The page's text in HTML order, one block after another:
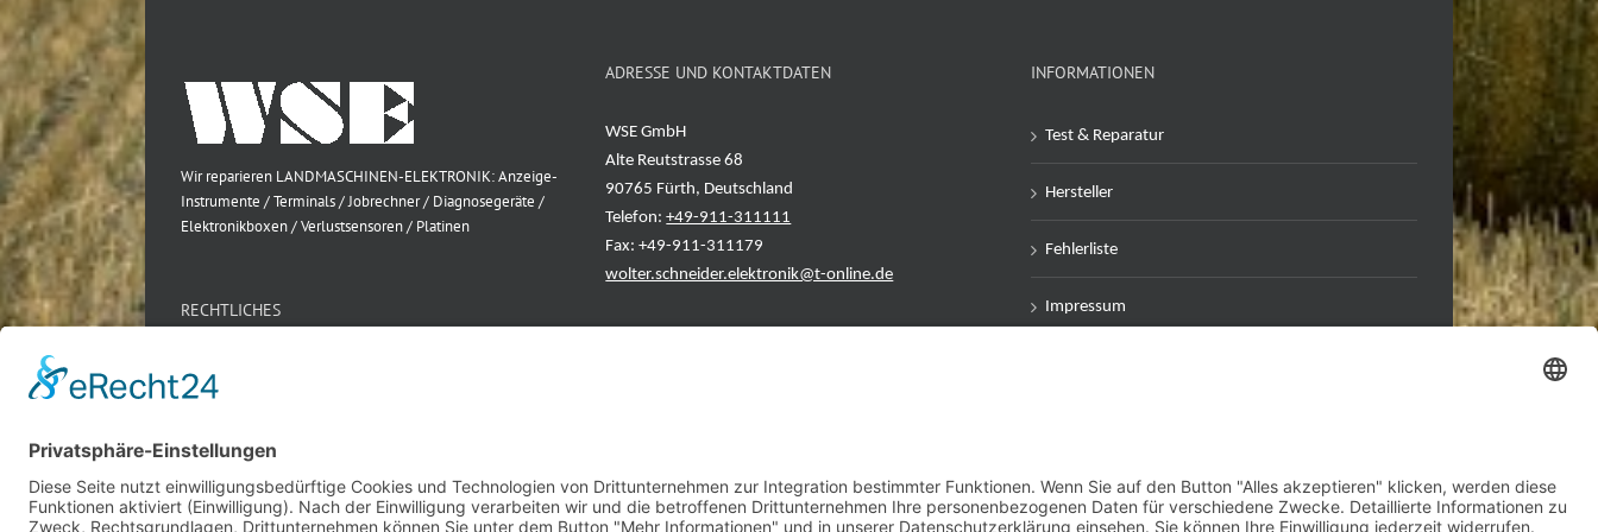
Wir reparieren LANDMASCHINEN-ELEKTRONIK: Anzeige-
Instrumente / Terminals / Jobrechner / Diagnosegeräte /
Elektronikboxen / Verlustsensoren / Platinen
RECHTLICHES
Impressum
AGB
ADRESSE UND KONTAKTDATEN
WSE GmbH
Alte Reutstrasse 68
90765 Fürth, Deutschland
Telefon:+49-911-311111
Fax: +49-911-311179
wolter.schneider.elektronik@t-online.de
INFORMATIONEN
Test & Reparatur
Hersteller
Fehlerliste
Impressum